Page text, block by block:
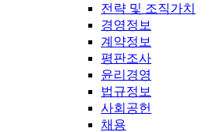
전략 및 조직가치
경영정보
계약정보
평판조사
윤리경영
법규정보
사회공헌
채용